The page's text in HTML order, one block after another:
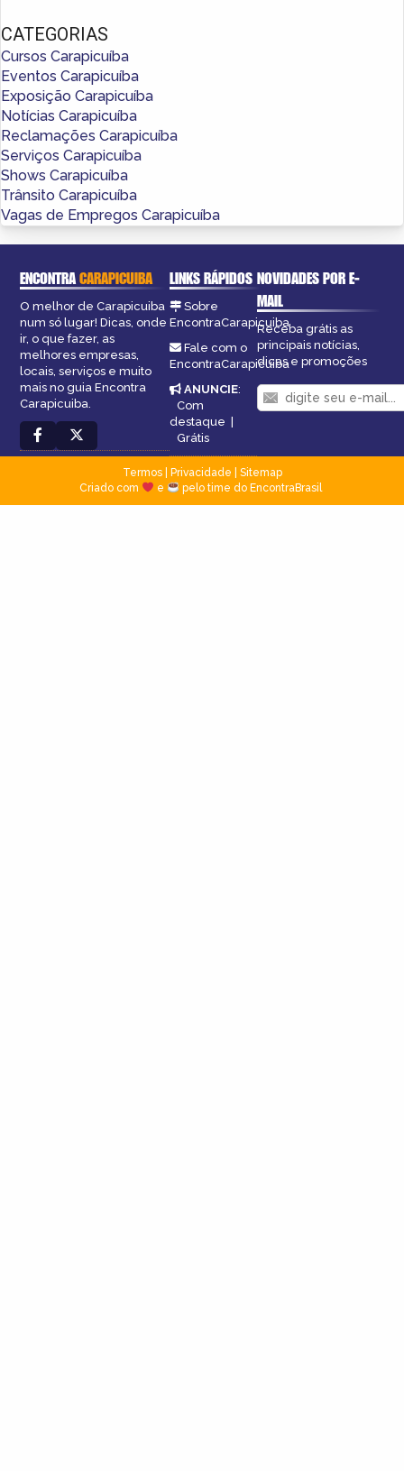
CATEGORIAS
Cursos Carapicuíba
Eventos Carapicuíba
Exposição Carapicuíba
Notícias Carapicuíba
Reclamações Carapicuíba
Serviços Carapicuíba
Shows Carapicuíba
Trânsito Carapicuíba
Vagas de Empregos Carapicuíba
ENCONTRACARAPICUIBA
O melhor de Carapicuiba
num só lugar! Dicas, onde
ir, o que fazer, as
melhores empresas,
locais, serviços e muito
mais no guia Encontra
Carapicuiba.
LINKS RÁPIDOS
Sobre
EncontraCarapicuiba
Fale com o
EncontraCarapicuiba
ANUNCIE:
Com
destaque
Grátis
NOVIDADES POR E-
MAIL
Receba grátis as
principais notícias,
dicas e promoções
Termos| Privacidade
Sitemap
Criado com
e pelo time do EncontraBrasil